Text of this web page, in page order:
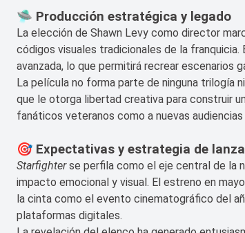
🛸 Producción estratégica y legado
La elección de Shawn Levy como director
códigos visuales tradicionales de la
avanzada, lo que permitirá recrear escenarios
La película no forma parte de ninguna trilogía
que le otorga libertad creativa para construir
fanáticos veteranos como a nuevas
🎯 Expectativas y estrategia de
Starfighterse perfila como el eje central de la
impacto emocional y visual. El estreno en
la cinta como el evento cinematográfico del
plataformas digitales.